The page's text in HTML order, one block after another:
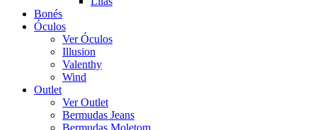
Bonés
Óculos
Ver Óculos
Illusion
Valenthy
Wind
Outlet
Ver Outlet
Bermudas Jeans
Bermudas Moletom